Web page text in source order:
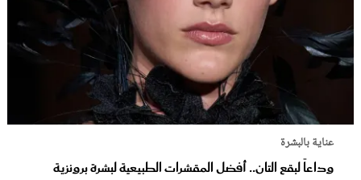
عناية بالبشرة
وداعاً لبقع التان.. أفضل المقشرات الطبيعية لبشرة برونزية